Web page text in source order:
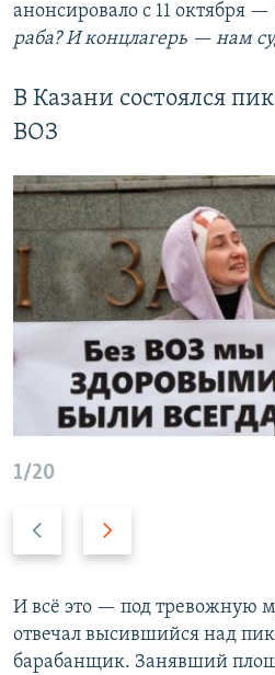
анонсировало с 11 октября —
раба? И концлагерь — нам
В Казани состоялся
ВОЗ
1/20
а
д
р
е
д
И всё это — под тревожную
отвечал высившийся над
барабанщик. Занявший